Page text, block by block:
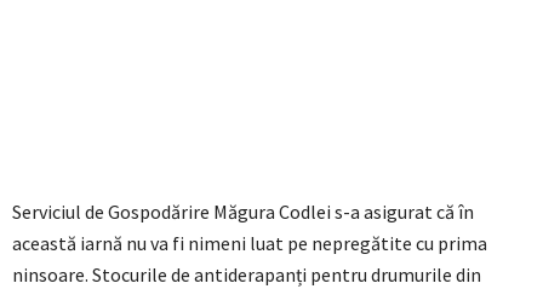
Serviciul de Gospodărire Măgura Codlei s-a asigurat că în
această iarnă nu va fi nimeni luat pe nepregătite cu prima
ninsoare. Stocurile de antiderapanți pentru drumurile din